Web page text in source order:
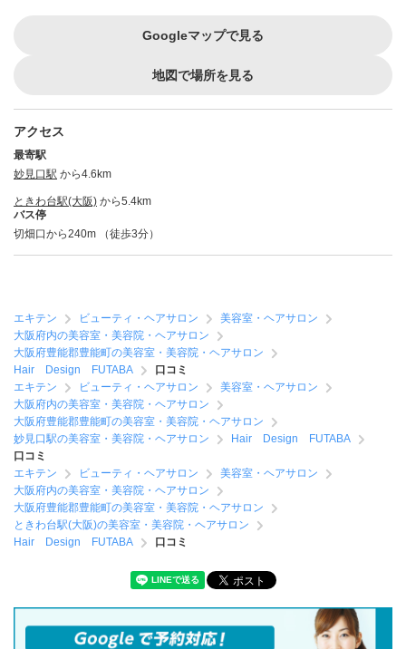
Googleマップで見る
地図で場所を見る
アクセス
最寄駅
妙見口駅 から4.6km
ときわ台駅(大阪) から5.4km
バス停
切畑口から240m （徒歩3分）
エキテン ビューティ・ヘアサロン
美容室・ヘアサロン
大阪府内の美容室・美容院・ヘアサロン
大阪府豊能郡豊能町の美容室・美容院・ヘアサロン
Hair Design FUTABA
口コミ
エキテン
ビューティ・ヘアサロン
美容室・ヘアサロン
大阪府内の美容室・美容院・ヘアサロン
大阪府豊能郡豊能町の美容室・美容院・ヘアサロン
妙見口駅の美容室・美容院・ヘアサロン
Hair Design FUTABA
口コミ
エキテン
ビューティ・ヘアサロン
美容室・ヘアサロン
大阪府内の美容室・美容院・ヘアサロン
大阪府豊能郡豊能町の美容室・美容院・ヘアサロン
ときわ台駅(大阪)の美容室・美容院・ヘアサロン
Hair Design FUTABA
口コミ